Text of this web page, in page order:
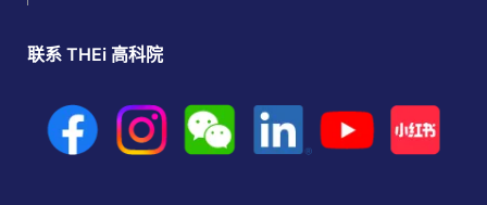
联系 THEi 高科院